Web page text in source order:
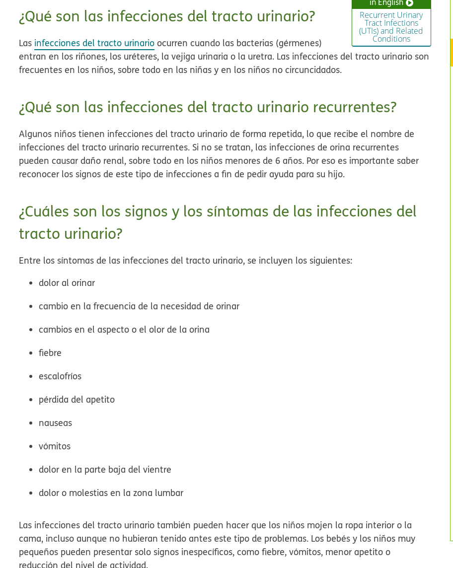
Recurrent Urinary
Tract Infections
(UTIs) and Related
Conditions
¿Qué son las infecciones del tracto urinario?
Las infecciones del tracto urinario ocurren cuando las bacterias (gérmenes)
entran en los riñones, los uréteres, la vejiga urinaria o la uretra. Las infecciones del tracto urinario son
frecuentes en los niños, sobre todo en las niñas y en los niños no circuncidados.
¿Qué son las infecciones del tracto urinario recurrentes?
Algunos niños tienen infecciones del tracto urinario de forma repetida, lo que recibe el nombre de
infecciones deltracto urinario recurrentes. Si no se tratan, las infecciones de orina recurrentes
pueden causar daño renal, sobre todo en los niños menores de 6 años. Por eso es importante saber
reconocer los signos de este tipo de infecciones a fin de pedir ayuda para su hijo.
¿Cuáles son los signos y los síntomas de las infecciones del
tracto urinario?
Entre los síntomas de las infecciones del tracto urinario, se incluyen los siguientes:
dolor al orinar
cambio en la frecuencia de la necesidad de orinar
cambios en el aspecto o el olor de la orina
fiebre
escalofríos
pérdida del apetito
nauseas
vómitos
dolor en la parte baja del vientre
dolor o molestias en la zona lumbar
Las infecciones del tracto urinario también pueden hacer que los niños mojen la ropa interior o la
cama, incluso aunque no hubieran tenido antes este tipo de problemas. Los bebés y los niños muy
pequeños pueden presentar solo signos inespecíficos, como fiebre, vómitos, menor apetito o
reducción del nivel de actividad.